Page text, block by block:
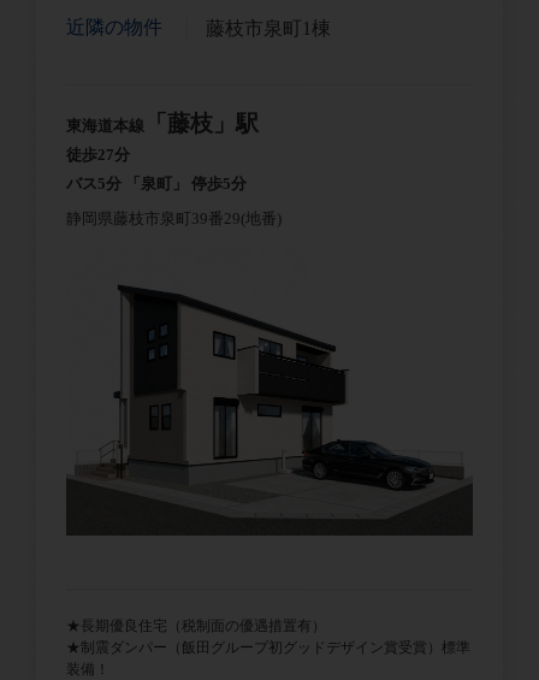
近隣の物件 藤枝市泉町1棟
東海道本線 「藤枝」駅
徒歩27分
バス5分 「泉町」 停歩5分
静岡県藤枝市泉町39番29(地番)
★長期優良住宅（税制面の優遇措置有）
★制震ダンパー（飯田グループ初グッドデザイン賞受賞）標準
装備！